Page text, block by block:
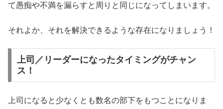
て愚痴や不満を漏らすと周りと同じになってしまいます。
それよか、それを解決できるような存在になりましょう！
上司／リーダーになったタイミングがチャン
ス！
上司になると少なくとも数名の部下をもつことになりま